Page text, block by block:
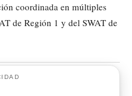
coordinada en múltiples
de Región 1 y del SWAT de